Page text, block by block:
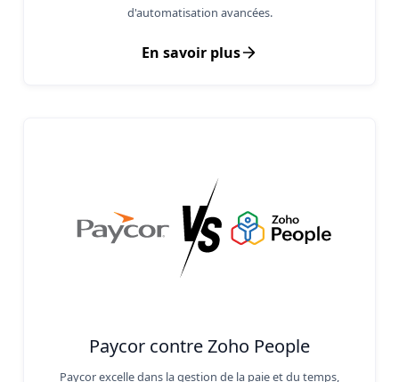
d'automatisation avancées.
En savoir plus
Paycor contre Zoho People
Paycor excelle dans la gestion de la paie et du temps,